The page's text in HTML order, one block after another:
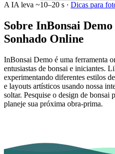
A IA leva ~10–20 s · Dicas para
Sobre InBonsai
Sonhado Online
InBonsai Demo é uma ferramenta
entusiastas de bonsai e iniciantes.
experimentando diferentes estilos
e layouts artísticos usando nossa
soltar. Pesquise o design de bonsai
planeje sua próxima obra-prima.